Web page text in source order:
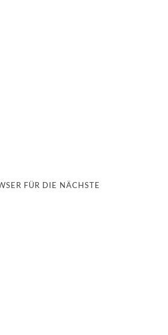
FÜR DIE NÄCHSTE